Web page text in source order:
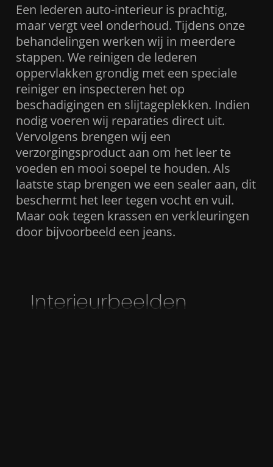
Een lederen auto-interieur is prachtig,
maar vergt veel onderhoud. Tijdens onze
behandelingen werken wij in meerdere
stappen. We reinigen de lederen
oppervlakken grondig met een speciale
reiniger en inspecteren het op
beschadigingen en slijtageplekken. Indien
nodig voeren wij reparaties direct uit.
Vervolgens brengen wij een
verzorgingsproduct aan om het leer te
voeden en mooi soepel te houden. Als
laatste stap brengen we een sealer aan, dit
beschermt het leer tegen vocht en vuil.
Maar ook tegen krassen en verkleuringen
door bijvoorbeeld een jeans.
Interieurbeelden